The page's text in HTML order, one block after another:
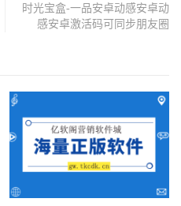
时光宝盒-一品安卓动感安卓动
感安卓激活码可同步朋友圈